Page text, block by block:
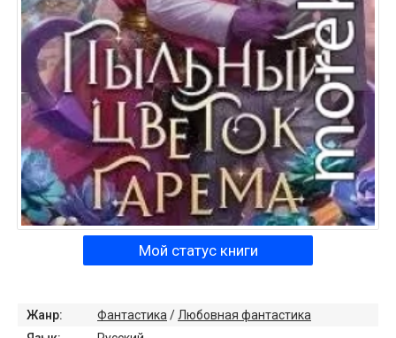
Мой статус книги
Жанр: Фантастика / Любовная фантастика